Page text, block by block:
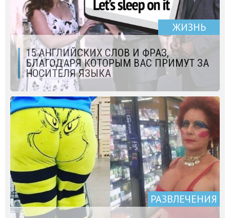
ЖИЗНЬ
15 АНГЛИЙСКИХ СЛОВ И ФРАЗ,
БЛАГОДАРЯ КОТОРЫМ ВАС ПРИМУТ ЗА
НОСИТЕЛЯ ЯЗЫКА
РАЗВЛЕЧЕНИЯ